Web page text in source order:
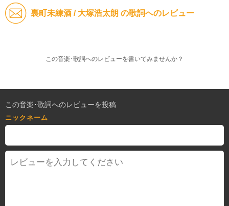
裏町未練酒 / 大塚浩太朗 の歌詞へのレビュー
この音楽･歌詞へのレビューを書いてみませんか？
この音楽･歌詞へのレビューを投稿
ニックネーム